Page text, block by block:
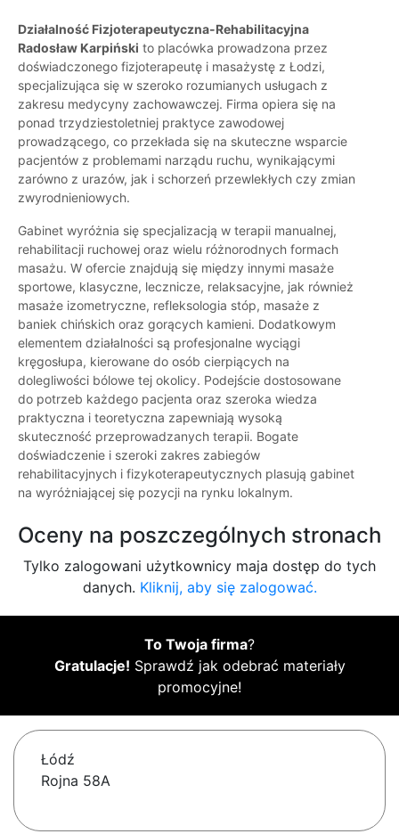
Działalność Fizjoterapeutyczna-Rehabilitacyjna
Radosław Karpiński to placówka prowadzona przez
doświadczonego fizjoterapeutę i masażystę z Łodzi,
specjalizująca się w szeroko rozumianych usługach z
zakresu medycyny zachowawczej. Firma opiera się na
ponad trzydziestoletniej praktyce zawodowej
prowadzącego, co przekłada się na skuteczne wsparcie
pacjentów z problemami narządu ruchu, wynikającymi
zarówno z urazów, jak i schorzeń przewlekłych czy zmian
zwyrodnieniowych.
Gabinet wyróżnia się specjalizacją w terapii manualnej,
rehabilitacji ruchowej oraz wielu różnorodnych formach
masażu. W ofercie znajdują się między innymi masaże
sportowe, klasyczne, lecznicze, relaksacyjne, jak również
masaże izometryczne, refleksologia stóp, masaże z
baniek chińskich oraz gorących kamieni. Dodatkowym
elementem działalności są profesjonalne wyciągi
kręgosłupa, kierowane do osób cierpiących na
dolegliwości bólowe tej okolicy. Podejście dostosowane
do potrzeb każdego pacjenta oraz szeroka wiedza
praktyczna i teoretyczna zapewniają wysoką
skuteczność przeprowadzanych terapii. Bogate
doświadczenie i szeroki zakres zabiegów
rehabilitacyjnych i fizykoterapeutycznych plasują gabinet
na wyróżniającej się pozycji na rynku lokalnym.
Oceny na poszczególnych stronach
Tylko zalogowani użytkownicy maja dostęp do tych
danych. Kliknij, aby się zalogować.
To Twoja firma?
Gratulacje! Sprawdź jak odebrać materiały
promocyjne!
Łódź
Rojna 58A